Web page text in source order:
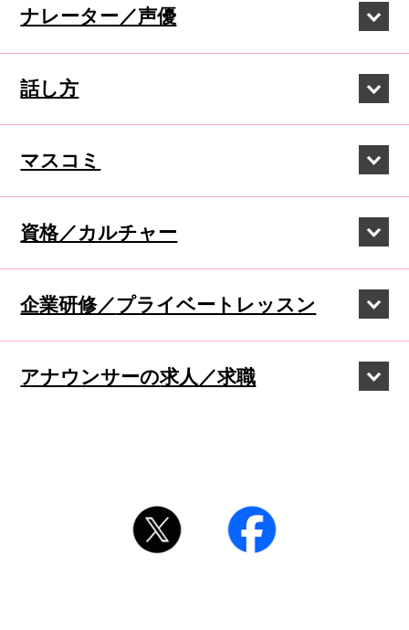
ナレーター／声優
話し方
マスコミ
資格／カルチャー
企業研修／プライベートレッスン
アナウンサーの求人／求職